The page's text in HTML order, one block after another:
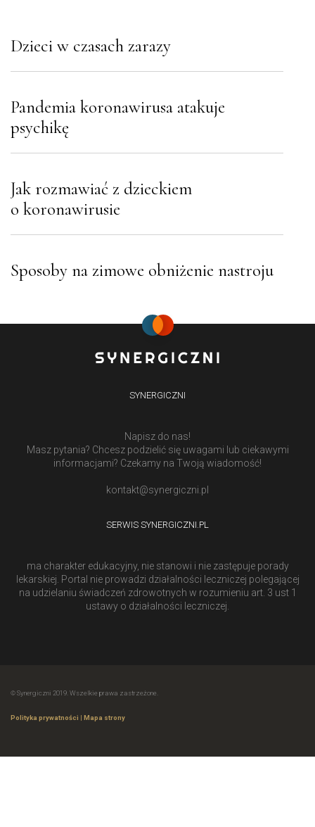
Dzieci w czasach zarazy
Pandemia koronawirusa atakuje
psychikę
Jak rozmawiać z dzieckiem
o koronawirusie
Sposoby na zimowe obniżenie nastroju
SYNERGICZNI
Napisz do nas!
Masz pytania? Chcesz podzielić się uwagami lub ciekawymi
informacjami? Czekamy na Twoją wiadomość!
kontakt@synergiczni.pl
SERWIS SYNERGICZNI.PL
ma charakter edukacyjny, nie stanowi i nie zastępuje porady
lekarskiej. Portal nie prowadzi działalności leczniczej polegającej
na udzielaniu świadczeń zdrowotnych w rozumieniu art. 3 ust 1
ustawy o działalności leczniczej.
© Synergiczni 2019. Wszelkie prawa zastrzeżone.
Polityka prywatności | Mapa strony